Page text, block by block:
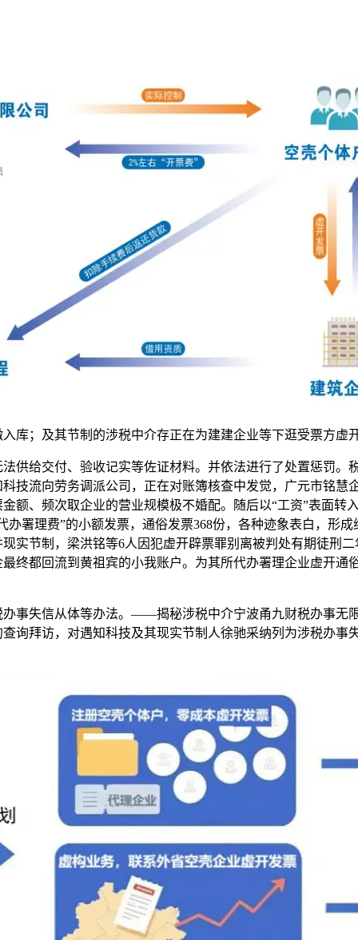
库；及其节制的涉税中介存正在为建建企业等下逛受票方虚
给交付、验收记实等佐证材料。并依法进行了处置惩罚。
技流向劳务调派公司，正在对账簿核查中发觉，广元市铭慧
额、频次取企业的营业规模极不婚配。随后以“工资”表面转
署理费”的小额发票，通俗发票368份，各种迹象表白，形
实节制，梁洪铭等6人因犯虚开辟票罪别离被判处有期徒刑
终都回流到黄祖宾的小我账户。为其所代办署理企业虚开通
失信从体等办法。——揭秘涉税中介宁波甬九财税办事无
询拜访，对遇知科技及其现实节制人徐驰采纳列为涉税办事